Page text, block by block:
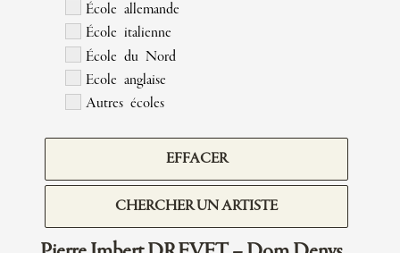
École allemande
École italienne
École du Nord
Ecole anglaise
Autres écoles
EFFACER
CHERCHER UN ARTISTE